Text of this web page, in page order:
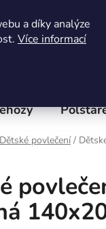
a díky analýze
Více informací
Dětské povlečení /